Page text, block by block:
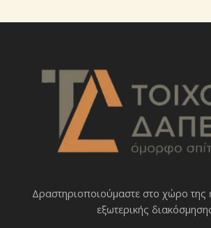
Δραστηριοποιoύμαστε στο χώρο της
εξωτερικής